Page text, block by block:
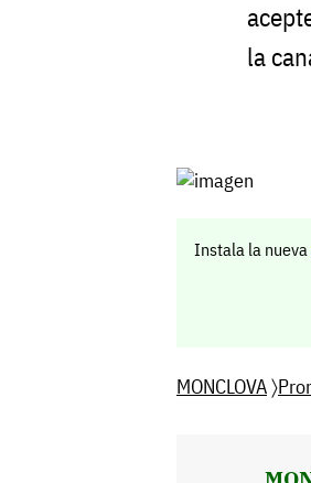
la
Instala la nueva
MONCLOVA〉